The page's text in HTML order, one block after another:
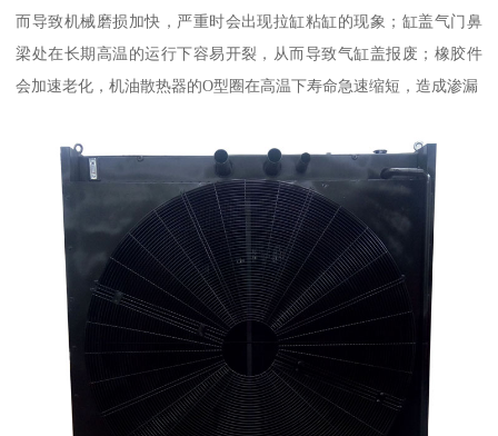
而导致机械磨损加快，严重时会出现拉缸粘缸的现象；缸盖气门鼻
梁处在长期高温的运行下容易开裂，从而导致气缸盖报废；橡胶件
会加速老化，机油散热器的O型圈在高温下寿命急速缩短，造成渗漏